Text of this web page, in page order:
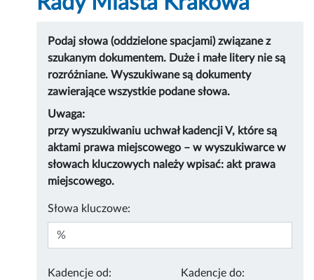
Podaj słowa (oddzielone spacjami) związane z
szukanym dokumentem. Duże i małe litery nie są
rozróżniane. Wyszukiwane są dokumenty
zawierające wszystkie podane słowa.
Uwaga:
przy wyszukiwaniu uchwał kadencji V, które są
aktami prawa miejscowego – w wyszukiwarce w
słowach kluczowych należy wpisać: akt prawa
miejscowego.
Słowa kluczowe:
Kadencje od: Kadencje do: